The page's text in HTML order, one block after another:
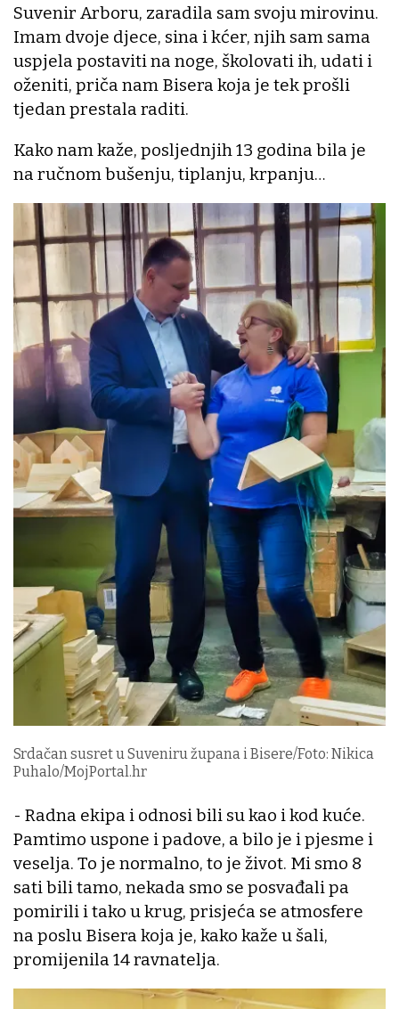
Suvenir Arboru, zaradila sam svoju mirovinu.
Imam dvoje djece, sina i kćer, njih sam sama
uspjela postaviti na noge, školovati ih, udati i
oženiti, priča nam Bisera koja je tek prošli
tjedan prestala raditi.
Kako nam kaže, posljednjih 13 godina bila je
na ručnom bušenju, tiplanju, krpanju…
Srdačan susret u Suveniru župana i Bisere/Foto: Nikica
Puhalo/MojPortal.hr
- Radna ekipa i odnosi bili su kao i kod kuće.
Pamtimo uspone i padove, a bilo je i pjesme i
veselja. To je normalno, to je život. Mi smo 8
sati bili tamo, nekada smo se posvađali pa
pomirili i tako u krug, prisjeća se atmosfere
na poslu Bisera koja je, kako kaže u šali,
promijenila 14 ravnatelja.